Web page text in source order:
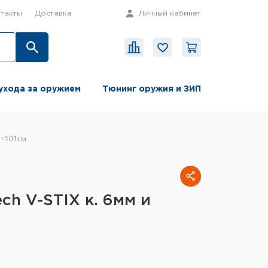
Доставка Личный кабинет
за оружием Тюнинг оружия и ЗИП
V-STIX к. 6мм и